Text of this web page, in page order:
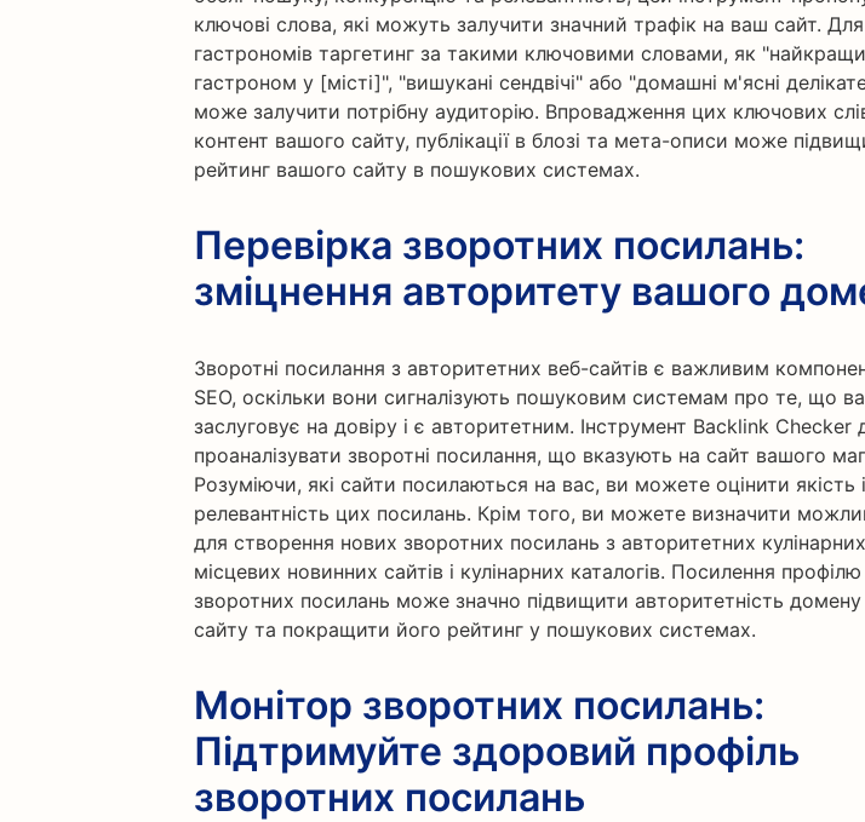
ключові слова, які можуть залучити значний трафік на ваш сайт. Для
гастрономів таргетинг за такими ключовими словами, як
гастроном у [місті]", "вишукані сендвічі" або "домашні м'ясні
може залучити потрібну аудиторію. Впровадження цих ключових
контент вашого сайту, публікації в блозі та мета-описи може
рейтинг вашого сайту в пошукових системах.
Перевірка зворотних посилань:
зміцнення авторитету вашого
Зворотні посилання з авторитетних веб-сайтів є важливим
SEO, оскільки вони сигналізують пошуковим системам про те, що
заслуговує на довіру і є авторитетним. Інструмент Backlink Checker
проаналізувати зворотні посилання, що вказують на сайт вашого
Розуміючи, які сайти посилаються на вас, ви можете оцінити якість і
релевантність цих посилань. Крім того, ви можете визначити
для створення нових зворотних посилань з авторитетних кулінарних
місцевих новинних сайтів і кулінарних каталогів. Посилення профілю
зворотних посилань може значно підвищити авторитетність
сайту та покращити його рейтинг у пошукових системах.
Монітор зворотних посилань:
Підтримуйте здоровий профіль
зворотних посилань